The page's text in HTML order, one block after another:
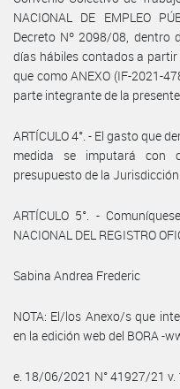
NACIONAL DE EMPLEO
Decreto Nº 2098/08, dentro
días hábiles contados a
que como ANEXO (IF-2021-
parte integrante de la
ARTÍCULO 4°. - El gasto que
medida se imputará con
presupuesto de la
ARTÍCULO 5°. -
NACIONAL DEL REGISTRO
Sabina Andrea Frederic
NOTA: El/los Anexo/s que
en la edición web del BORA -
e. 18/06/2021 N° 41927/21